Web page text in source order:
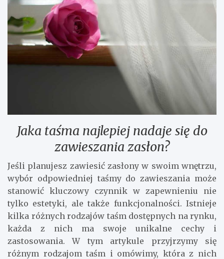
Jaka taśma najlepiej nadaje się do
zawieszania zasłon?
Jeśli planujesz zawiesić zasłony w swoim wnętrzu,
wybór odpowiedniej taśmy do zawieszania może
stanowić kluczowy czynnik w zapewnieniu nie
tylko estetyki, ale także funkcjonalności. Istnieje
kilka różnych rodzajów taśm dostępnych na rynku,
każda z nich ma swoje unikalne cechy i
zastosowania. W tym artykule przyjrzymy się
różnym rodzajom taśm i omówimy, która z nich